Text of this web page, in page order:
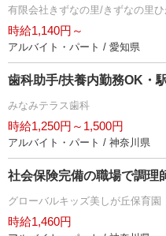
有限会社きずなの里/きずなの里ひ
時給1,140円～
アルバイト・パート / 愛知県
歯科助手/扶養内勤務OK・
みなみテラス歯科
時給1,250円～1,500円
アルバイト・パート / 神奈川県
社会保険完備の職場で調理
グローバルキッズ美しが丘保育園
時給1,460円